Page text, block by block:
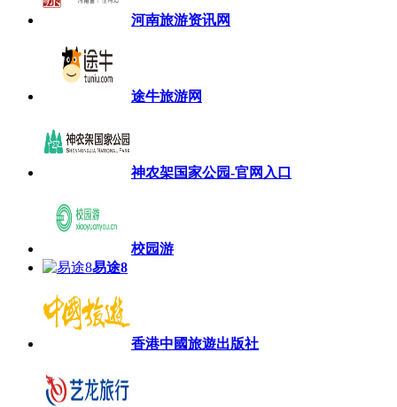
河南旅游资讯网
途牛旅游网
神农架国家公园-官网入口
校园游
易途8
香港中國旅遊出版社